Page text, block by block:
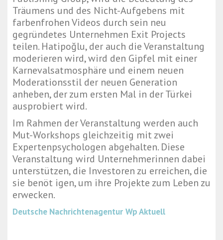
Träumens und des Nicht-Aufgebens mit
farbenfrohen Videos durch sein neu
gegründetes Unternehmen Exit Projects
teilen. Hatipoğlu, der auch die Veranstaltung
moderieren wird, wird den Gipfel mit einer
Karnevalsatmosphäre und einem neuen
Moderationsstil der neuen Generation
anheben, der zum ersten Mal in der Türkei
ausprobiert wird.
Im Rahmen der Veranstaltung werden auch
Mut-Workshops gleichzeitig mit zwei
Expertenpsychologen abgehalten. Diese
Veranstaltung wird Unternehmerinnen dabei
unterstützen, die Investoren zu erreichen, die
sie benöt igen, um ihre Projekte zum Leben zu
erwecken.
Deutsche Nachrichtenagentur Wp Aktuell